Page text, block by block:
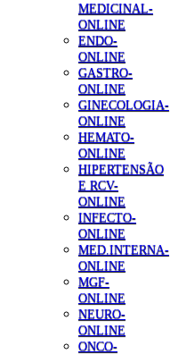
MEDICINAL-
ONLINE
ENDO-
ONLINE
GASTRO-
ONLINE
GINECOLOGIA-
ONLINE
HEMATO-
ONLINE
HIPERTENSÃO
E RCV-
ONLINE
INFECTO-
ONLINE
MED.INTERNA-
ONLINE
MGF-
ONLINE
NEURO-
ONLINE
ONCO-